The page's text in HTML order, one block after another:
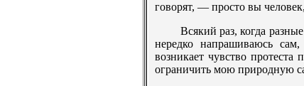
говорят, — просто вы
Всякий раз, когда
нередко напрашиваюсь
возникает чувство
ограничить мою природную